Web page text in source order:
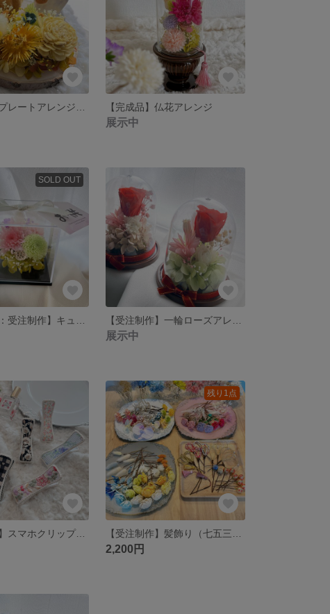
【完成品】仏花アレンジ
展示中
SOLD OUT
展示中
【受注制作】スマホクリップスタンド
残り1点
2,200円